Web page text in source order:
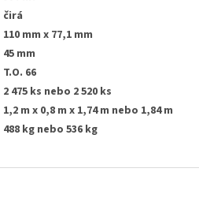
čirá
110 mm x 77,1 mm
45 mm
T.O. 66
2 475 ks nebo 2 520 ks
1,2 m x 0,8 m x 1,74 m nebo 1,84 m
488 kg nebo 536 kg